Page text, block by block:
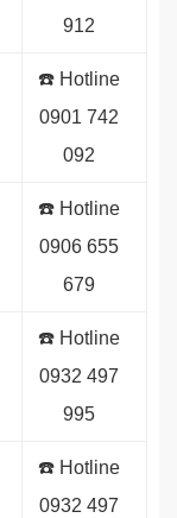
912
☎️ Hotline
0901 742
092
☎️ Hotline
0906 655
679
☎️ Hotline
0932 497
995
☎️ Hotline
0932 497